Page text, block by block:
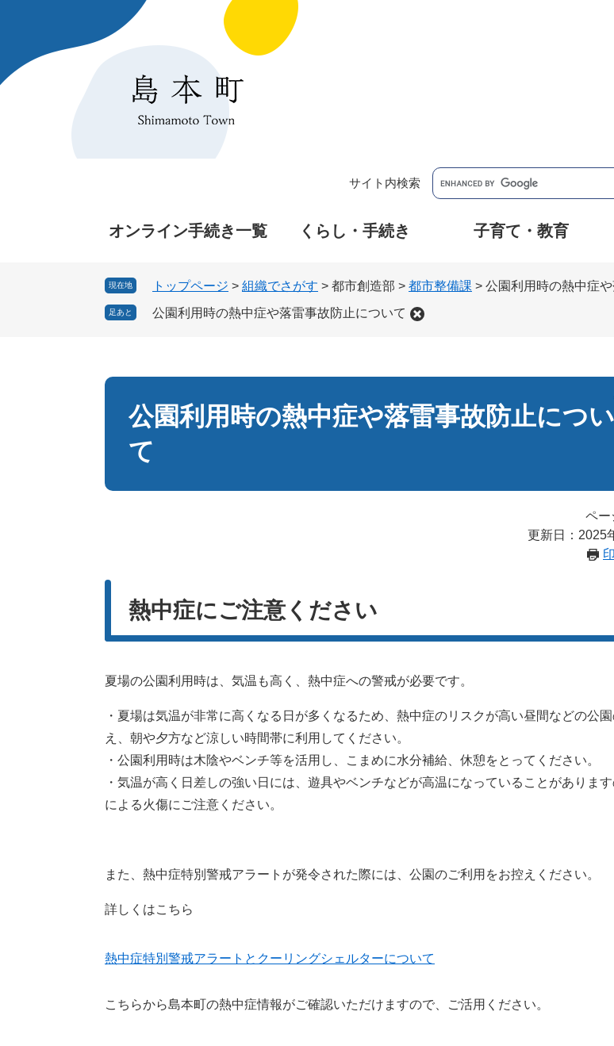
先
を
サイト内検索
オンライン手続き一覧 くらし・手続き 子育て・教育
現在地 トップページ > 組織でさがす > 都市創造部 > 都市整備課 > 公園利用時の熱中症
足あと 公園利用時の熱中症や落雷事故防止について
公園利用時の熱中症や落雷事故防止につい
て
ペー
更新日：2025
熱中症にご注意ください
夏場の公園利用時は、気温も高く、熱中症への警戒が必要です。
・夏場は気温が非常に高くなる日が多くなるため、熱中症のリスクが高い昼間などの公
え、朝や夕方など涼しい時間帯に利用してください。
・公園利用時は木陰やベンチ等を活用し、こまめに水分補給、休憩をとってください。
・気温が高く日差しの強い日には、遊具やベンチなどが高温になっていることがありま
による火傷にご注意ください。
また、熱中症特別警戒アラートが発令された際には、公園のご利用をお控えください。
詳しくはこちら
熱中症特別警戒アラートとクーリングシェルターについて
こちらから島本町の熱中症情報がご確認いただけますので、ご活用ください。